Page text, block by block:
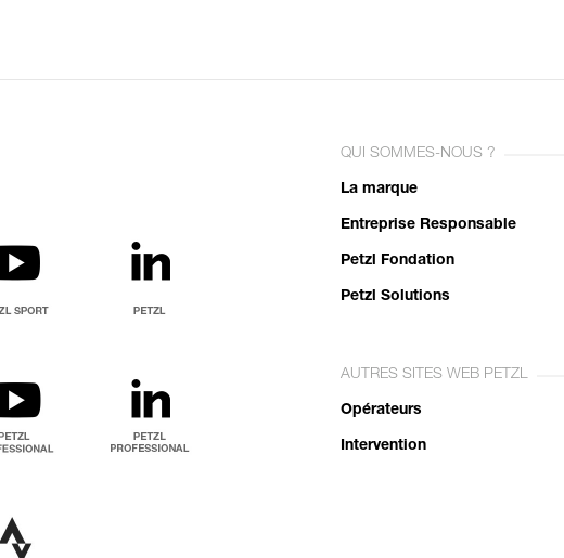
QUI SOMMES-NOUS ?
La marque
Entreprise Responsable
Petzl Fondation
Petzl Solutions
AUTRES SITES WEB PETZL
Opérateurs
Intervention